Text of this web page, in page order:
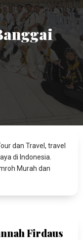
dan Travel, travel
di Indonesia.
Murah dan
Firdaus